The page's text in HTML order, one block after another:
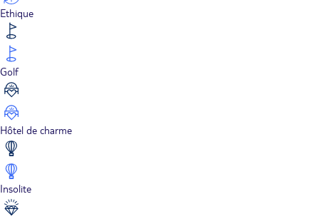
Ethique
Golf
Hôtel de charme
Insolite